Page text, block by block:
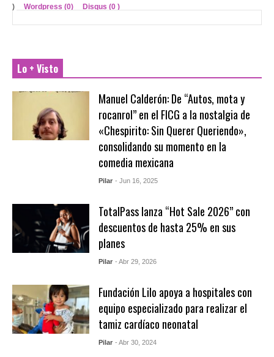
) Wordpress (0) Disqus (0 )
Lo + Visto
Manuel Calderón: De “Autos, mota y
rocanrol” en el FICG a la nostalgia de
«Chespirito: Sin Querer Queriendo»,
consolidando su momento en la
comedia mexicana
Pilar - Jun 16, 2025
TotalPass lanza “Hot Sale 2026” con
descuentos de hasta 25% en sus
planes
Pilar - Abr 29, 2026
Fundación Lilo apoya a hospitales con
equipo especializado para realizar el
tamiz cardíaco neonatal
Pilar - Abr 30, 2024